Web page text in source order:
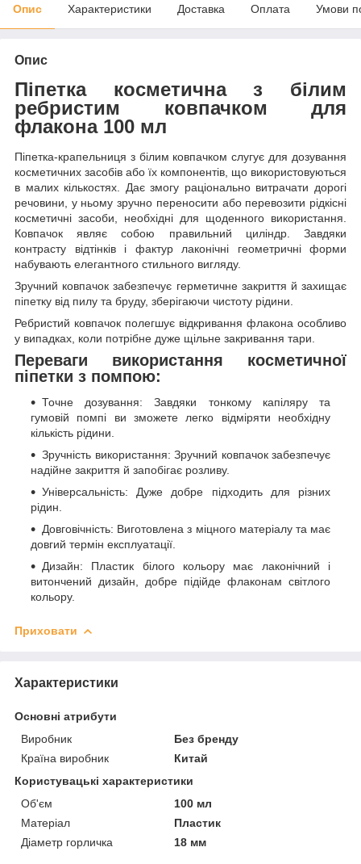
Опис Характеристики Доставка Оплата Умови
Опис
Піпетка косметична з білим
ребристим ковпачком для
флакона 100 мл
Піпетка-крапельниця з білим ковпачком слугує для дозування
косметичних засобів або їх компонентів, що використовуються
в малих кількостях. Дає змогу раціонально витрачати дорогі
речовини, у ньому зручно переносити або перевозити рідкісні
косметичні засоби, необхідні для щоденного використання.
Ковпачок являє собою правильний циліндр. Завдяки
контрасту відтінків і фактур лаконічні геометричні форми
набувають елегантного стильного вигляду.
Зручний ковпачок забезпечує герметичне закриття й захищає
піпетку від пилу та бруду, зберігаючи чистоту рідини.
Ребристий ковпачок полегшує відкривання флакона особливо
у випадках, коли потрібне дуже щільне закривання тари.
Переваги використання косметичної
піпетки з помпою:
Точне дозування: Завдяки тонкому капіляру та
гумовій помпі ви зможете легко відміряти необхідну
кількість рідини.
Зручність використання: Зручний ковпачок забезпечує
надійне закриття й запобігає розливу.
Універсальність: Дуже добре підходить для різних
рідин.
Довговічність: Виготовлена з міцного матеріалу та має
довгий термін експлуатації.
Дизайн: Пластик білого кольору має лаконічний і
витончений дизайн, добре підійде флаконам світлого
кольору.
Приховати
Характеристики
Основні атрибути
Виробник
Без бренду
Країна виробник
Китай
Користувацькі характеристики
Об'єм
100 мл
Матеріал
Пластик
Діаметр горличка
18 мм